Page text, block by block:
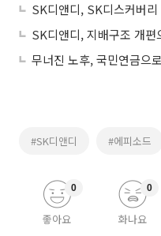
SK디앤디, SK디스커버
무너진 노후, 국민연금으
#SK디앤디 #에피소드
좋아요
0
화나요
0